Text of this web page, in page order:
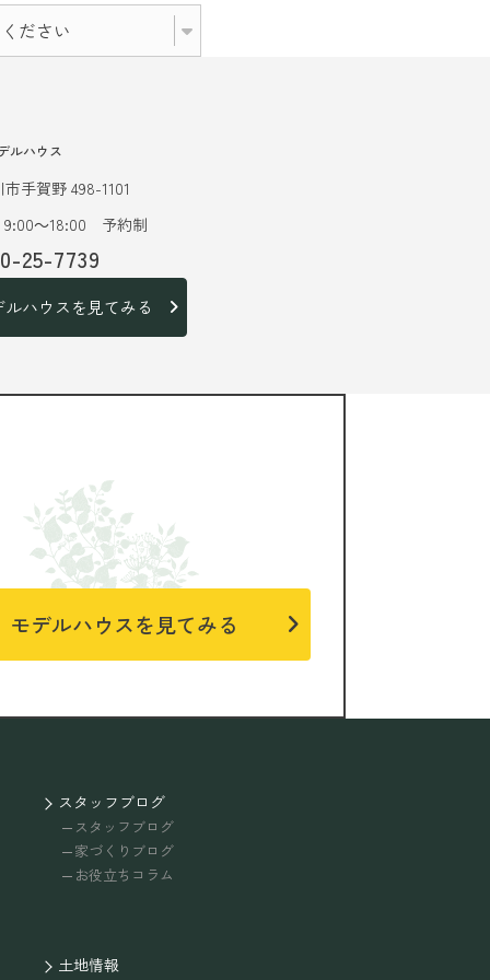
ルハウス
手賀野 498-1101
9:00～18:00 予約制
25-7739
ルハウスを見てみる
モデルハウスを見てみる
スタッフブログ
スタッフブログ
家づくりブログ
お役立ちコラム
土地情報